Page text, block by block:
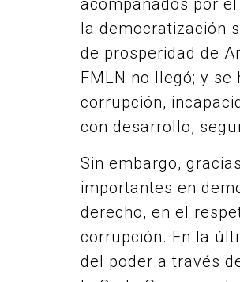
acompañados por
la democratización
de prosperidad de
FMLN no llegó; y
corrupción,
con desarrollo,
Sin embargo,
importantes en
derecho, en el
corrupción. En la
del poder a través